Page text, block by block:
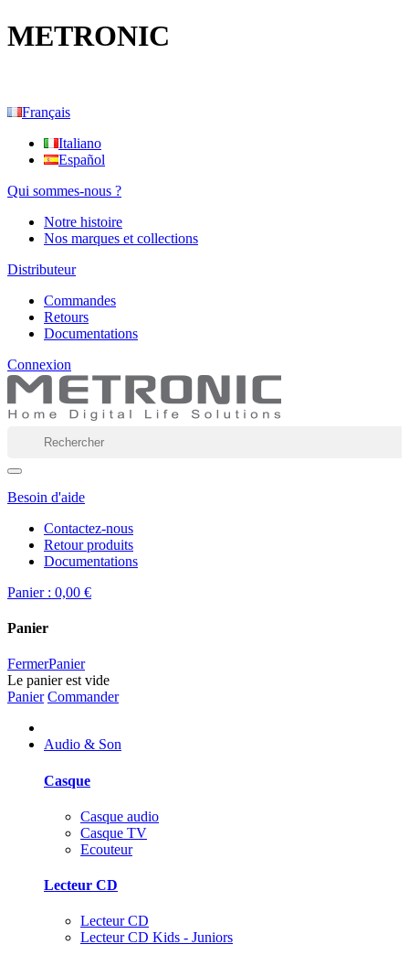
METRONIC
Français
Italiano
Español
Qui sommes-nous ?
Notre histoire
Nos marques et collections
Distributeur
Commandes
Retours
Documentations
Connexion
Besoin d'aide
Contactez-nous
Retour produits
Documentations
Panier : 0,00 €
Panier
FermerPanier
Le panier est vide
Panier Commander
Audio & Son
Casque
Casque audio
Casque TV
Ecouteur
Lecteur CD
Lecteur CD
Lecteur CD Kids - Juniors